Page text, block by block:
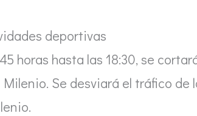
deportivas
horas hasta las 18:30, se
Se desviará el tráfico de